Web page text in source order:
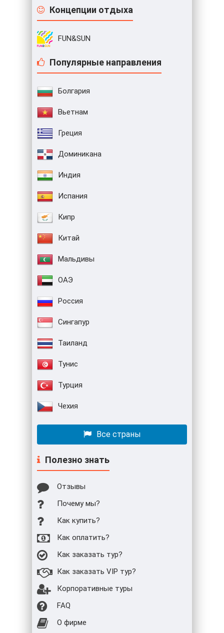
Концепции отдыха
FUN&SUN
Популярные направления
Болгария
Вьетнам
Греция
Доминикана
Индия
Испания
Кипр
Китай
Мальдивы
ОАЭ
Россия
Сингапур
Таиланд
Тунис
Турция
Чехия
Все страны
Полезно знать
Отзывы
Почему мы?
Как купить?
Как оплатить?
Как заказать тур?
Как заказать VIP тур?
Корпоративные туры
FAQ
О фирме